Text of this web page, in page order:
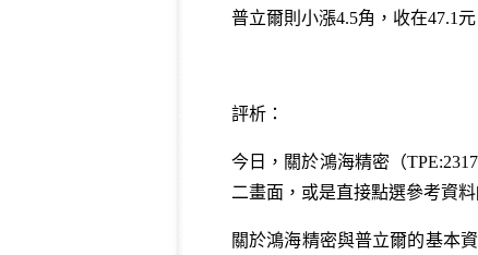
普立爾則小漲4.5角，收在47.1元
評析：
今日，關於鴻海精密（
二畫面，或是直接點選參考資
關於鴻海精密與普立爾的基本